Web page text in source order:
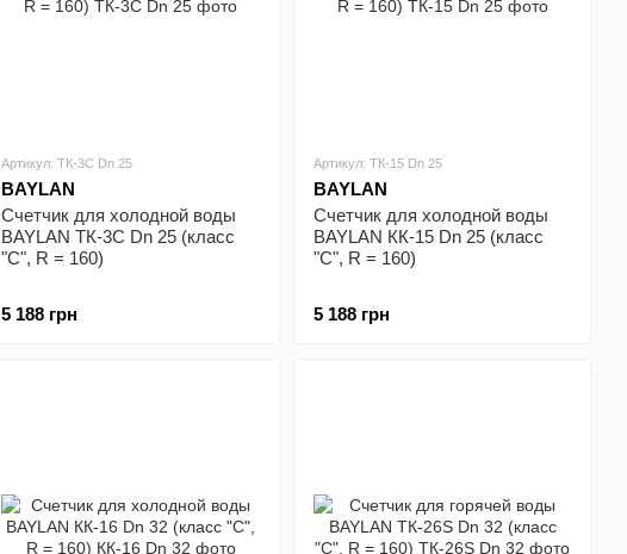
Артикул: ТК-3С Dn 25
BAYLAN
Счетчик для холодной воды
BAYLAN ТК-3С Dn 25 (класс
"С", R = 160)
5 188 грн
Артикул: ТК-15 Dn 25
BAYLAN
Счетчик для холодной воды
BAYLAN КК-15 Dn 25 (класс
"С", R = 160)
5 188 грн